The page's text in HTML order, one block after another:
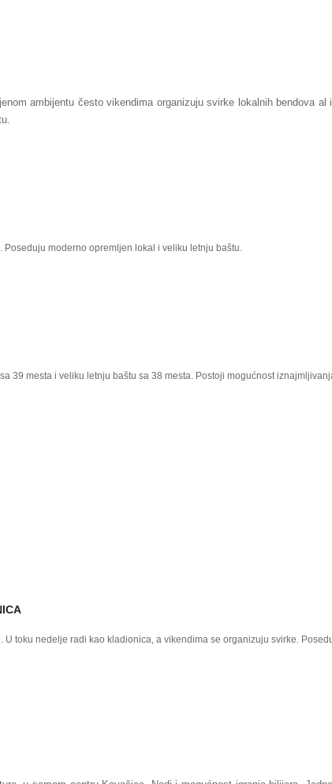
ambijentu često vikendima organizuju svirke lokalnih bendova al
Poseduju moderno opremljen lokal i veliku letnju baštu.
39 mesta i veliku letnju baštu sa 38 mesta. Postoji mogućnost
U toku nedelje radi kao kladionica, a vikendima se organizuju svirke.